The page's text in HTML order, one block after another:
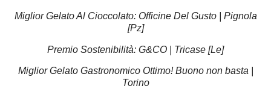
Miglior Gelato Al Cioccolato: Officine Del Gusto | Pignola
[Pz]
Premio Sostenibilità: G&CO | Tricase [Le]
Miglior Gelato Gastronomico Ottimo! Buono non basta |
Torino